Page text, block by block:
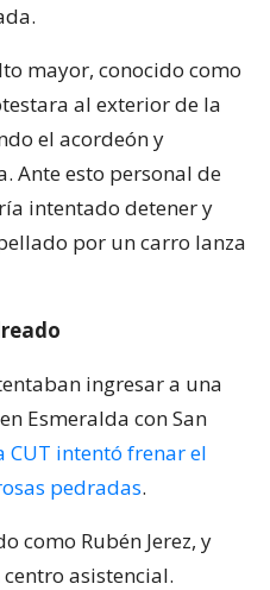
mayor, conocido como
al exterior de la
el acordeón y
Ante esto personal de
intentado detener y
por un carro lanza
ingresar a una
Esmeralda con San
CUT intentó frenar el
pedradas.
como Rubén Jerez, y
asistencial.